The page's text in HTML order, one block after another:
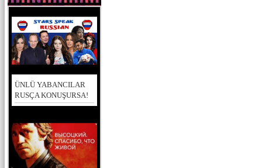
ÜNLÜ YABANCILAR
RUSÇA KONUŞURSA!